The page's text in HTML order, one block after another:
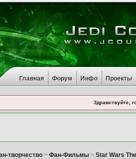
Главная Форум Инфо Проекты
Здравствуйте,
творчество> Фан-Фильмы> Star Wars